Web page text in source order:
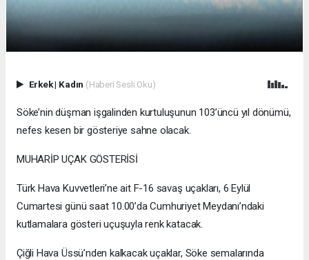
Erkek| Kadın (Haberi Sesli Oku)
Söke’nin düşman işgalinden kurtuluşunun 103’üncü yıl dönümü,
nefes kesen bir gösteriye sahne olacak.
MUHARİP UÇAK GÖSTERİSİ
Türk Hava Kuvvetleri’ne ait F-16 savaş uçakları, 6 Eylül
Cumartesi günü saat 10.00’da Cumhuriyet Meydanı’ndaki
kutlamalara gösteri uçuşuyla renk katacak.
Çiğli Hava Üssü’nden kalkacak uçaklar, Söke semalarında